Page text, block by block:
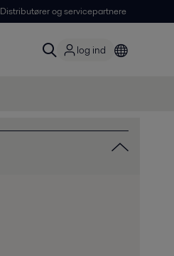
Distributører og servicepartnere
log ind